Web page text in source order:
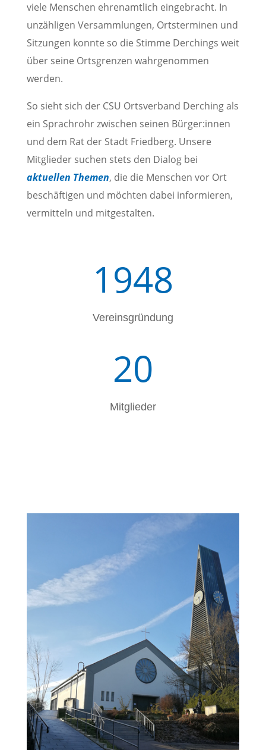
viele Menschen ehrenamtlich eingebracht. In
unzähligen Versammlungen, Ortsterminen und
Sitzungen konnte so die Stimme Derchings weit
über seine Ortsgrenzen wahrgenommen
werden.
So sieht sich der CSU Ortsverband Derching als
ein Sprachrohr zwischen seinen Bürger:innen
und dem Rat der Stadt Friedberg. Unsere
Mitglieder suchen stets den Dialog bei
aktuellen Themen, die die Menschen vor Ort
beschäftigen und möchten dabei informieren,
vermitteln und mitgestalten.
1948
Vereinsgründung
20
Mitglieder